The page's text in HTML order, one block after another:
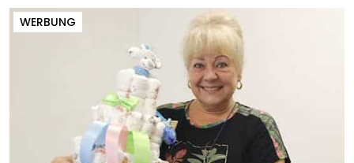
WERBUNG